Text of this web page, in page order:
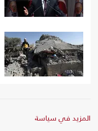
المزيد في سياسة